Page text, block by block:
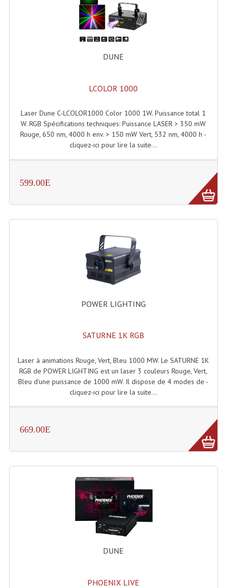
Valises Pour Clavier
Rack 19 Pouces Multiplis
Accessoires Flight-Case Coins Roulettes
Machines À Fumées
Effets Projection Et Jet De CO2
Machines & Canon À Confettis
Machines À Bulles
Machines À Effet Brouillard
Machines À Fumée Lourde
Machines À Mousse, Neige, Liquides
Liquide À Neige
Liquides À Fumée
Les Occasions
Karaoké Materiel Lecteur Etc...
Matériel Karaoké
Disque DVD
Disque LD (30 Cm.)
DUNE
LCOLOR 1000
Laser Dune C-LCOLOR1000 Color 1000 1W. Puissance total 1
W. RGB Spécifications techniques: Puissance LASER > 350 mW
Rouge, 650 nm, 4000 h env. > 150 mW Vert, 532 nm, 4000 h -
cliquez-ici pour lire la suite...
599.00E
POWER LIGHTING
SATURNE 1K RGB
Laser à animations Rouge, Vert, Bleu 1000 MW. Le SATURNE 1K
RGB de POWER LIGHTING est un laser 3 couleurs Rouge, Vert,
Bleu d’une puissance de 1000 mW. Il dispose de 4 modes de -
cliquez-ici pour lire la suite...
669.00E
DUNE
PHOENIX LIVE